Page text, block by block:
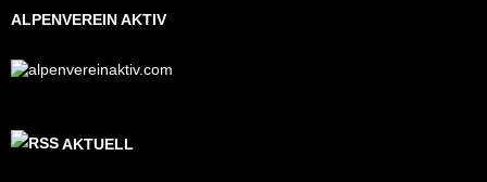
ALPENVEREIN AKTIV
AKTUELL